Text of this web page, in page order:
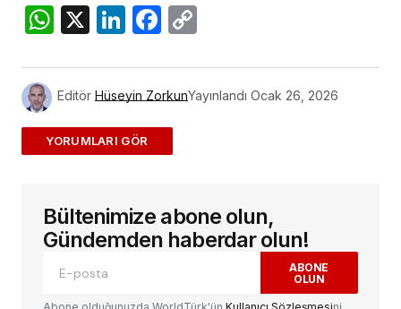
WhatsApp
X LinkedIn
Facebook
Editör Hüseyin ZorkunYayınlandı Ocak 26, 2026
ADD A COMMENT
E-posta adresiniz yayınlanmayacak.
alanlar*ile işaretlenmişlerdir
Yorum
Bültenimize abone olun,
Gündemden haberdar olun!
ABONE
OLUN